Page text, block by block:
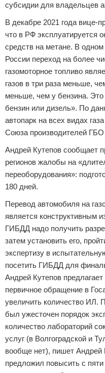
субсидии для владельцев
В декабре 2021 года вице-
что в РФ эксплуатируется
средств на метане. В
России переход на более
газомоторное топливо
газов в три раза меньше,
меньше, чем у бензина.
бензин или дизель». По
автопарк на всех видах
Союза производителей
Андрей Кутепов сообщает
регионов жалобы на
переоборудования»:
180 дней.
Перевод автомобиля на
является конструктивным
ГИБДД надо получить
затем установить его,
экспертизу в
посетить ГИБДД для
Андрей Кутепов
первичное обращение в
увеличить количество ИЛ.
был ужесточен порядок
количество лабораторий
услуг (в Волгоградской и
вообще нет), пишет Андрей
предложил повысить с